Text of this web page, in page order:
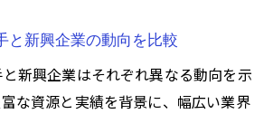
と新興企業の動向を比較
新興企業はそれぞれ異なる動向を示
な資源と実績を背景に、幅広い業界